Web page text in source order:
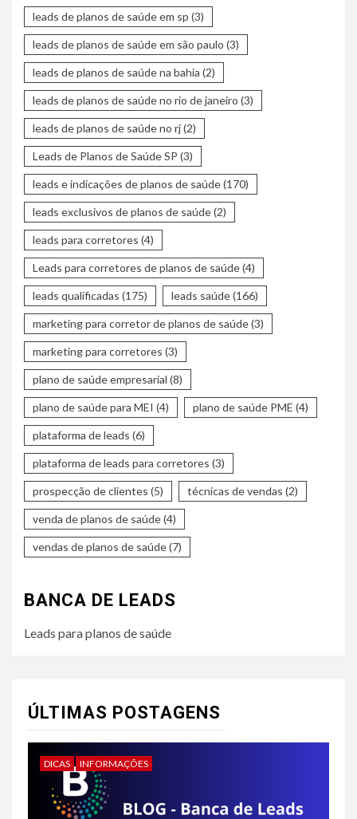
leads de planos de saúde em sp (3)
leads de planos de saúde em são paulo (3)
leads de planos de saúde na bahia (2)
leads de planos de saúde no rio de janeiro (3)
leads de planos de saúde no rj(2)
Leads de Planos de Saúde SP (3)
leads e indicações de planos de saúde(170)
leads exclusivos de planos de saúde(2)
leads para corretores (4)
Leads para corretores de planos de saúde(4)
leads qualificadas (175) leads saúde(166)
marketing para corretor de planos de saúde(3)
marketing para corretores (3)
plano de saúde empresarial (8)
plano de saúde para MEI (4) plano de saúde PME (4)
plataforma de leads (6)
plataforma de leads para corretores (3)
prospecção de clientes (5) técnicas de vendas (2)
venda de planos de saúde(4)
vendas de planos de saúde(7)
BANCA DE LEADS
Leads para planos de saúde
ÚLTIMAS POSTAGENS
DICAS INFORMAÇÕES